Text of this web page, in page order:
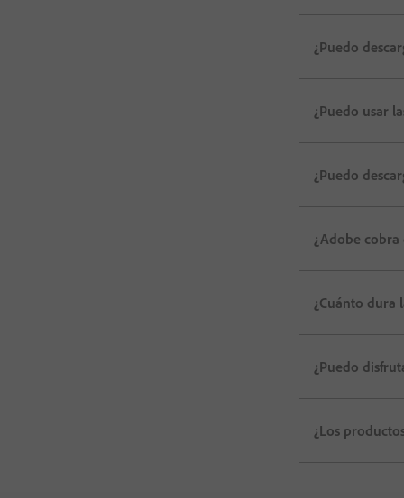
¿Puedo
¿Puedo usar
¿Puedo
¿Adobe
¿Cuánto dura
¿Puedo
¿Los